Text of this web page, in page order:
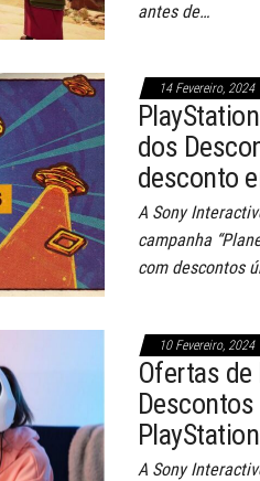
antes de…
14 Fevereiro, 2024
dos
desconto
A Sony
campanha
com descontos
10 Fevereiro, 2024
Ofertas de
PlayStation
A Sony